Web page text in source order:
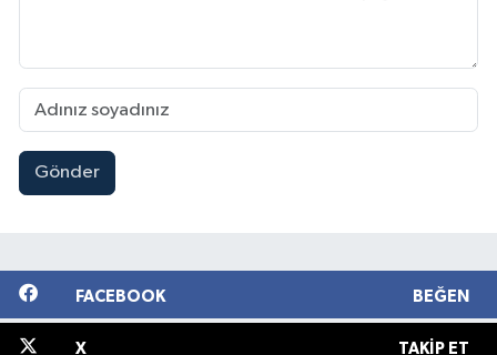
Gönder
FACEBOOK BEĞEN
X TAKIP ET